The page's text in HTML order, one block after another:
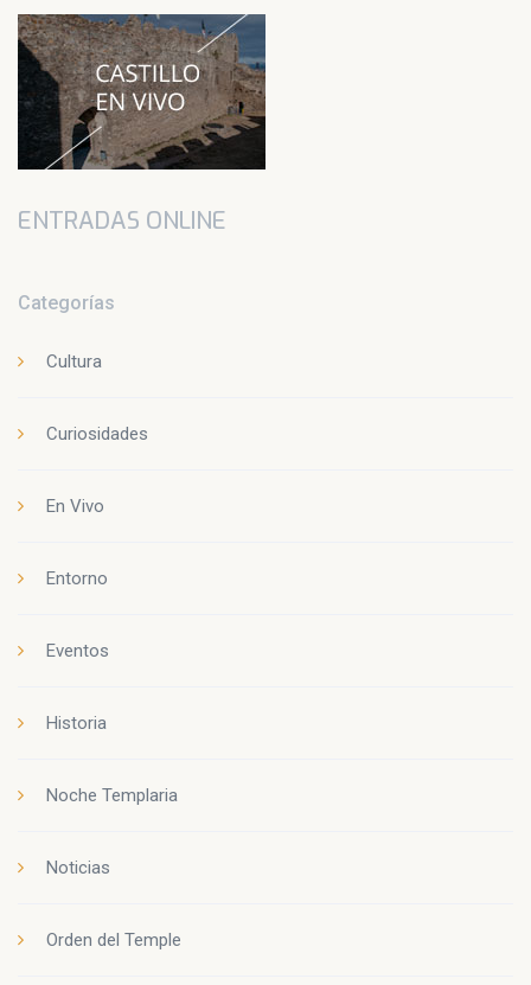
ENTRADAS ONLINE
Categorías
Cultura
Curiosidades
En Vivo
Entorno
Eventos
Historia
Noche Templaria
Noticias
Orden del Temple